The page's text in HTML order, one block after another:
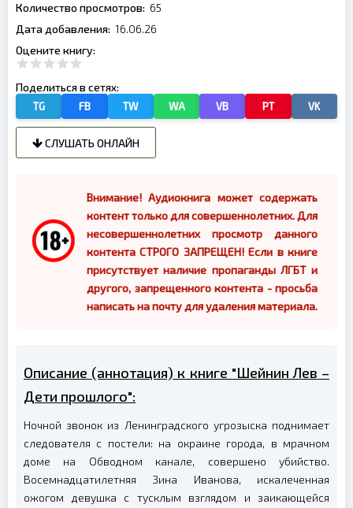
Количество просмотров: 65
Дата добавления: 16.06.26
Оцените книгу:
Поделиться в сетях:
TG FB TW WA VB PT VK
СЛУШАТЬ ОНЛАЙН
Внимание! Аудиокнига может содержать
контент только для совершеннолетних. Для
несовершеннолетних просмотр данного
контента СТРОГО ЗАПРЕЩЕН! Если в книге
присутствует наличие пропаганды ЛГБТ и
другого, запрещенного контента - просьба
написать на почту для удаления материала.
Описание (аннотация) к книге "Шейнин Лев –
Дети прошлого":
Ночной звонок из Ленинградского угрозыска поднимает
следователя с постели: на окраине города, в мрачном
доме на Обводном канале, совершено убийство.
Восемнадцатилетняя Зина Иванова, искалеченная
ожогом девушка с тусклым взглядом и заикающейся